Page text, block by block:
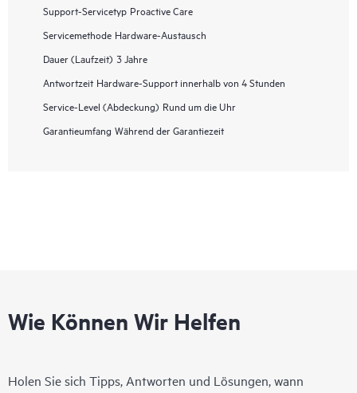
Support-Servicetyp Proactive Care
Servicemethode Hardware-Austausch
Dauer (Laufzeit) 3 Jahre
Antwortzeit Hardware-Support innerhalb von 4 Stunden
Service-Level (Abdeckung) Rund um die Uhr
Garantieumfang Während der Garantiezeit
Wie Können Wir Helfen
Holen Sie sich Tipps, Antworten und Lösungen, wann